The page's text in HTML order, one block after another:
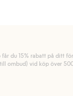
in och identifierats
swish men även
får du 15% rabatt på ditt
ombud) vid köp över